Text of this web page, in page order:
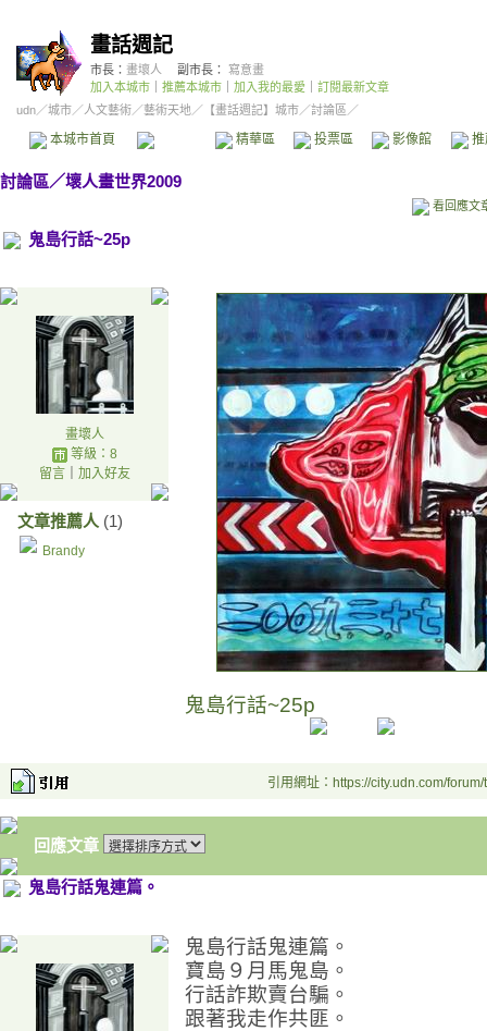
畫話週記
市長： 畫壞人 副市長： 寫意畫
加入本城市
推薦本城市 加入我的最愛
訂閱最新文章
udn／城市／人文藝術／藝術天地／ 【畫話週記】城市／討論區／
本城市首頁 精華區 投票區 影像館
討論區／壞人畫世界2009
看回應文
鬼島行話~25p
畫壞人
等級：8
留言｜ 加入好友
文章推薦人 (1)
Brandy
鬼島行話~25p
引用網址：https://city.udn.com/
回應文章
鬼島行話鬼連篇。
鬼島行話鬼連篇。
寶島９月馬鬼島。
行話詐欺賣台騙。
跟著我走作共匪。